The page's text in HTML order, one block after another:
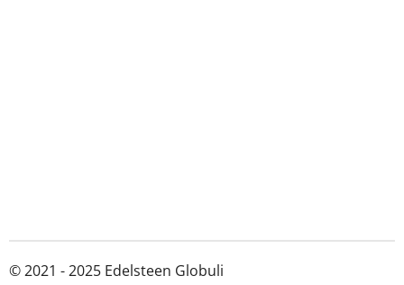
© 2021 - 2025 Edelsteen Globuli